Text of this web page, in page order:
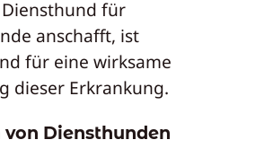
für
anschafft, ist
für eine wirksame
dieser Erkrankung.
Diensthunden